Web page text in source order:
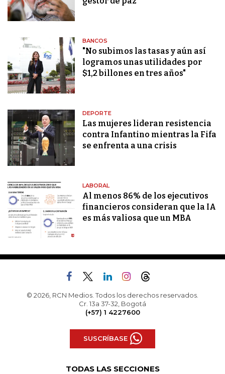
BANCOS
"No subimos las tasas y aún así
logramos unas utilidades por
$1,2 billones en tres años"
DEPORTE
Las mujeres lideran resistencia
contra Infantino mientras la Fifa
se enfrenta a una crisis
LABORAL
Al menos 86% de los ejecutivos
financieros consideran que la IA
es más valiosa que un MBA
© 2026, RCN Medios. Todos los derechos reservados.
Cr. 13a 37-32, Bogotá
(+57) 1 4227600
SUSCRÍBASE
TODAS LAS SECCIONES